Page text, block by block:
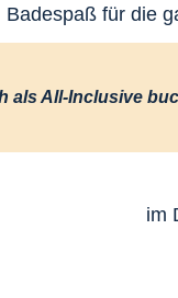
Badespaß für die
als All-Inclusive
im